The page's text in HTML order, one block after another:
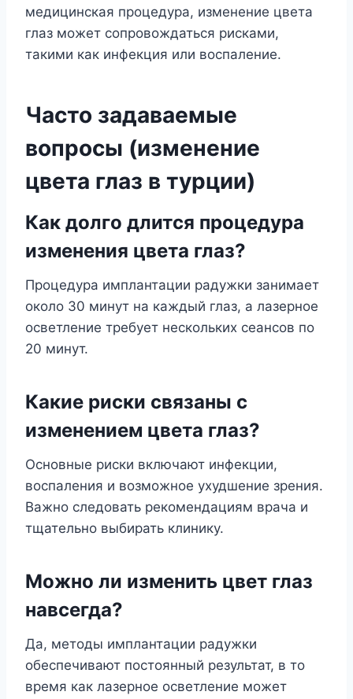
медицинская процедура, изменение цвета
глаз может сопровождаться рисками,
такими как инфекция или воспаление.
Часто задаваемые
вопросы (изменение
цвета глаз в турции)
Как долго длится процедура
изменения цвета глаз?
Процедура имплантации радужки занимает
около 30 минут на каждый глаз, а лазерное
осветление требует нескольких сеансов по
20 минут.
Какие риски связаны с
изменением цвета глаз?
Основные риски включают инфекции,
воспаления и возможное ухудшение зрения.
Важно следовать рекомендациям врача и
тщательно выбирать клинику.
Можно ли изменить цвет глаз
навсегда?
Да, методы имплантации радужки
обеспечивают постоянный результат, в то
время как лазерное осветление может